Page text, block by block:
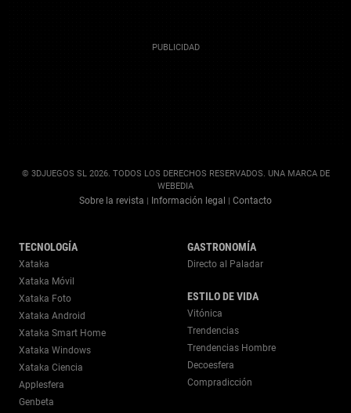
© 3DJUEGOS SL 2026. TODOS LOS DERECHOS RESERVADOS. UNA MARCA DE
WEBEDIA
Sobre la revista Información legal Contacto
TECNOLOGÍA
Xataka
Xataka Móvil
Xataka Foto
Xataka Android
Xataka Smart Home
Xataka Windows
Xataka Ciencia
Applesfera
Genbeta
GASTRONOMÍA
Directo al Paladar
ESTILO DE VIDA
Vitónica
Trendencias
Trendencias Hombre
Decoesfera
Compradicción